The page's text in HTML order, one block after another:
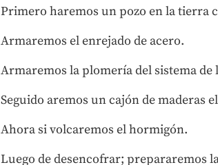
Primero haremos un pozo en la tierra
Armaremos el enrejado de acero.
Armaremos la plomería del sistema
Seguido aremos un cajón de maderas
Ahora si volcaremos el hormigón.
Luego de desencofrar; prepararemos